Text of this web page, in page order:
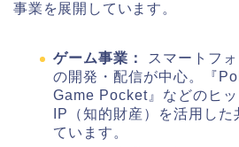
事業を展開しています。
ゲーム事業：
スマートフ
の開発・配信が中心。『
Game Pocket』などのヒッ
IP（知的財産）を活用し
ています。